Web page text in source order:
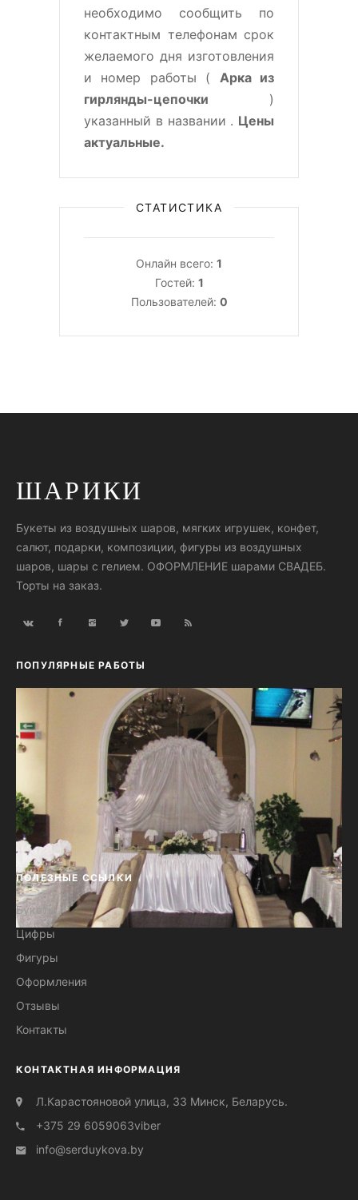
необходимо сообщить по
контактным телефонам срок
желаемого дня изготовления
и номер работы ( Арка из
гирлянды-цепочки )
указанный в названии . Цены
актуальные.
СТАТИСТИКА
Онлайн всего: 1
Гостей: 1
Пользователей: 0
ШАРИКИ
Букеты из воздушных шаров, мягких игрушек, конфет,
салют, подарки, композиции, фигуры из воздушных
шаров, шары с гелием. ОФОРМЛЕНИЕ шарами СВАДЕБ.
Торты на заказ.
ПОПУЛЯРНЫЕ РАБОТЫ
Оформление шарами свадеб №20
ПОЛЕЗНЫЕ ССЫЛКИ
Букеты
Цифры
Фигуры
Оформления
Отзывы
Контакты
КОНТАКТНАЯ ИНФОРМАЦИЯ
Л.Карастояновой улица, 33 Минск, Беларусь.
+375 29 6059063viber
info@serduуkova.by